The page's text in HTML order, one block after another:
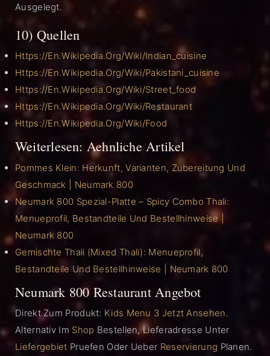
Ausgelegt.
10) Quellen
Https://en.wikipedia.org/wiki/Indian_cuisine
Https://en.wikipedia.org/wiki/Pakistani_cuisine
Https://en.wikipedia.org/wiki/Street_food
Https://en.wikipedia.org/wiki/Restaurant
Https://en.wikipedia.org/wiki/Food
Weiterlesen: Aehnliche Artikel
Pommes Klein: Herkunft, Varianten, Zubereitung Und
Geschmack | Neumark 800
Neumark 800 Spezial-Platte – Spicy Combo Thali:
Menueprofil, Bestandteile Und Bestellhinweise |
Neumark 800
Gemischte Thali (Mixed Thali): Menueprofil,
Bestandteile Und Bestellhinweise | Neumark 800
Neumark 800 Restaurant Angebot
Direkt Zum Produkt: Kids Menu 3 Jetzt Ansehen.
Alternativ Im Shop Bestellen, Lieferadresse Unter
Liefergebiet Pruefen Oder Ueber Reservierung Planen.